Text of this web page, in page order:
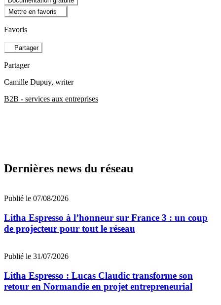
Mettre en favoris
Favoris
Partager
Partager
Camille Dupuy, writer
B2B - services aux entreprises
Dernières news du réseau
Publié le 07/08/2026
Litha Espresso à l’honneur sur France 3 : un coup
de projecteur pour tout le réseau
Publié le 31/07/2026
Litha Espresso : Lucas Claudic transforme son
retour en Normandie en projet entrepreneurial